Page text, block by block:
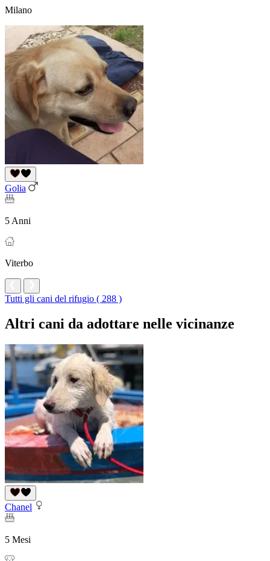
Milano
Golia
5 Anni
Viterbo
Tutti gli cani del rifugio ( 288 )
Altri cani da adottare nelle vicinanze
Chanel
5 Mesi